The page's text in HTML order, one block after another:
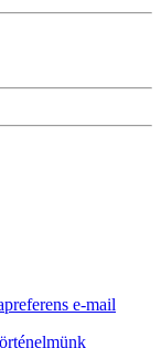
e-mail